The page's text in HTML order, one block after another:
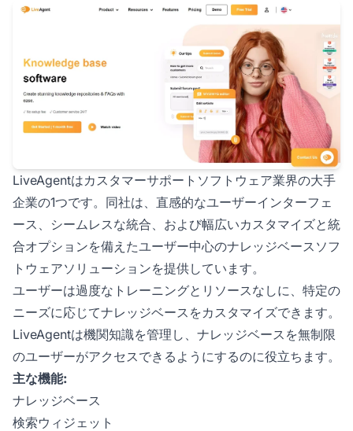
LiveAgentはカスタマーサポートソフトウェア業界の大手
企業の1つです。同社は、直感的なユーザーインターフェ
ース、シームレスな統合、および幅広いカスタマイズと統
合オプションを備えたユーザー中心のナレッジベースソフ
トウェアソリューションを提供しています。
ユーザーは過度なトレーニングとリソースなしに、特定の
ニーズに応じてナレッジベースをカスタマイズできます。
LiveAgentは機関知識を管理し、ナレッジベースを無制限
のユーザーがアクセスできるようにするのに役立ちます。
主な機能:
ナレッジベース
検索ウィジェット